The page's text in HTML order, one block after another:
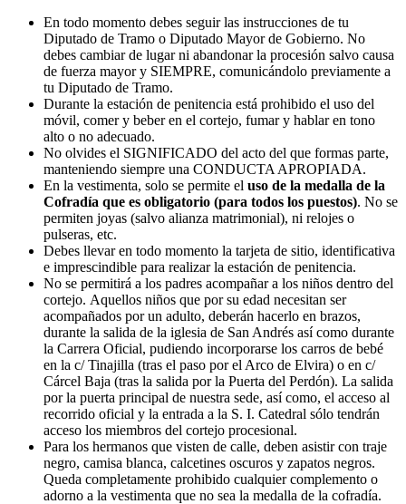
En todo momento debes seguir las instrucciones de tu
Diputado de Tramo o Diputado Mayor de Gobierno. No
debes cambiar de lugar ni abandonar la procesión salvo causa
de fuerza mayor y SIEMPRE, comunicándolo previamente a
tu Diputado de Tramo.
Durante la estación de penitencia está prohibido el uso del
móvil, comer y beber en el cortejo, fumar y hablar en tono
alto o no adecuado.
No olvides el SIGNIFICADO del acto del que formas parte,
manteniendo siempre una CONDUCTA APROPIADA.
En la vestimenta, solo se permite el uso de la medalla de la
Cofradía que es obligatorio (para todos los puestos). No se
permiten joyas (salvo alianza matrimonial), ni relojes o
pulseras, etc.
Debes llevar en todo momento la tarjeta de sitio, identificativa
e imprescindible para realizar la estación de penitencia.
No se permitirá a los padres acompañar a los niños dentro del
cortejo. Aquellos niños que por su edad necesitan ser
acompañados por un adulto, deberán hacerlo en brazos,
durante la salida de la iglesia de San Andrés así como durante
la Carrera Oficial, pudiendo incorporarse los carros de bebé
en la c/ Tinajilla (tras el paso por el Arco de Elvira) o en c/
Cárcel Baja (tras la salida por la Puerta del Perdón). La salida
por la puerta principal de nuestra sede, así como, el acceso al
recorrido oficial y la entrada a la S. I. Catedral sólo tendrán
acceso los miembros del cortejo procesional.
Para los hermanos que visten de calle, deben asistir con traje
negro, camisa blanca, calcetines oscuros y zapatos negros.
Queda completamente prohibido cualquier complemento o
adorno a la vestimenta que no sea la medalla de la cofradía.